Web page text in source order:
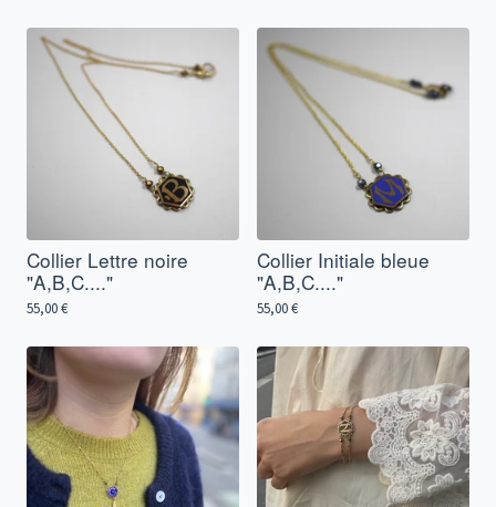
Collier Lettre noire
"A,B,C...."
55,00€
Collier Initiale bleue
"A,B,C...."
55,00€